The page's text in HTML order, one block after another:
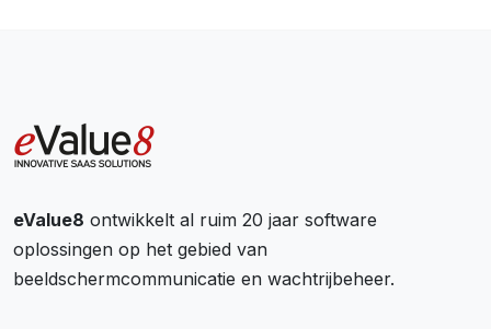
eValue8 ontwikkelt al ruim 20 jaar software
oplossingen op het gebied van
beeldschermcommunicatie en wachtrijbeheer.